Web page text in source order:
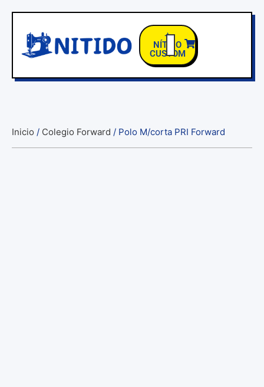
✦
NÍTIDO
CUSTOM
Inicio / Colegio Forward / Polo M/corta PRI Forward